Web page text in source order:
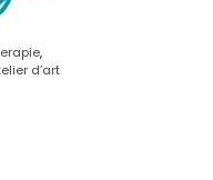
,
d’art